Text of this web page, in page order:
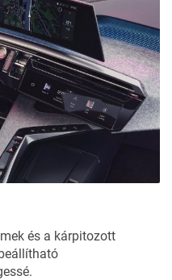
és a kárpitozott